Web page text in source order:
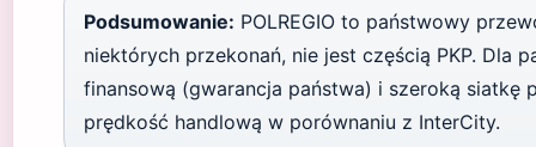
Podsumowanie: POLREGIO to państwowy
niektórych przekonań, nie jest częścią PKP. Dla
finansową (gwarancja państwa) i szeroką siatkę
prędkość handlową w porównaniu z InterCity.